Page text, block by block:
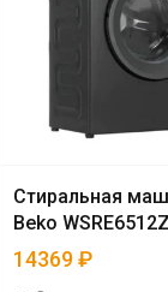
Стиральная
Beko
14369₽